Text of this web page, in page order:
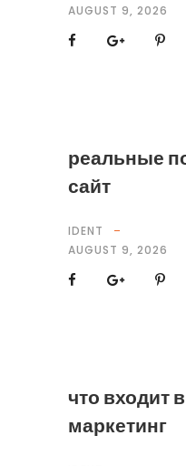
AUGUST 9, 2026
реальные
сайт
IDENT
AUGUST 9, 2026
что входит
маркетинг